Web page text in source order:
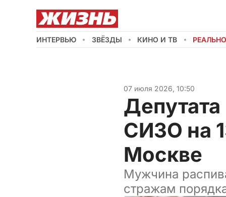
ИНТЕРВЬЮ ЗВЁЗДЫ КИНО И ТВ
07 июля 2026, 10:50
СИЗО на
Москве
Мужчина
стражам